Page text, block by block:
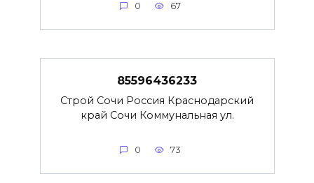
0 67
85596436233
Строй Сочи Россия Краснодарский
край Сочи Коммунальная ул.
0 73